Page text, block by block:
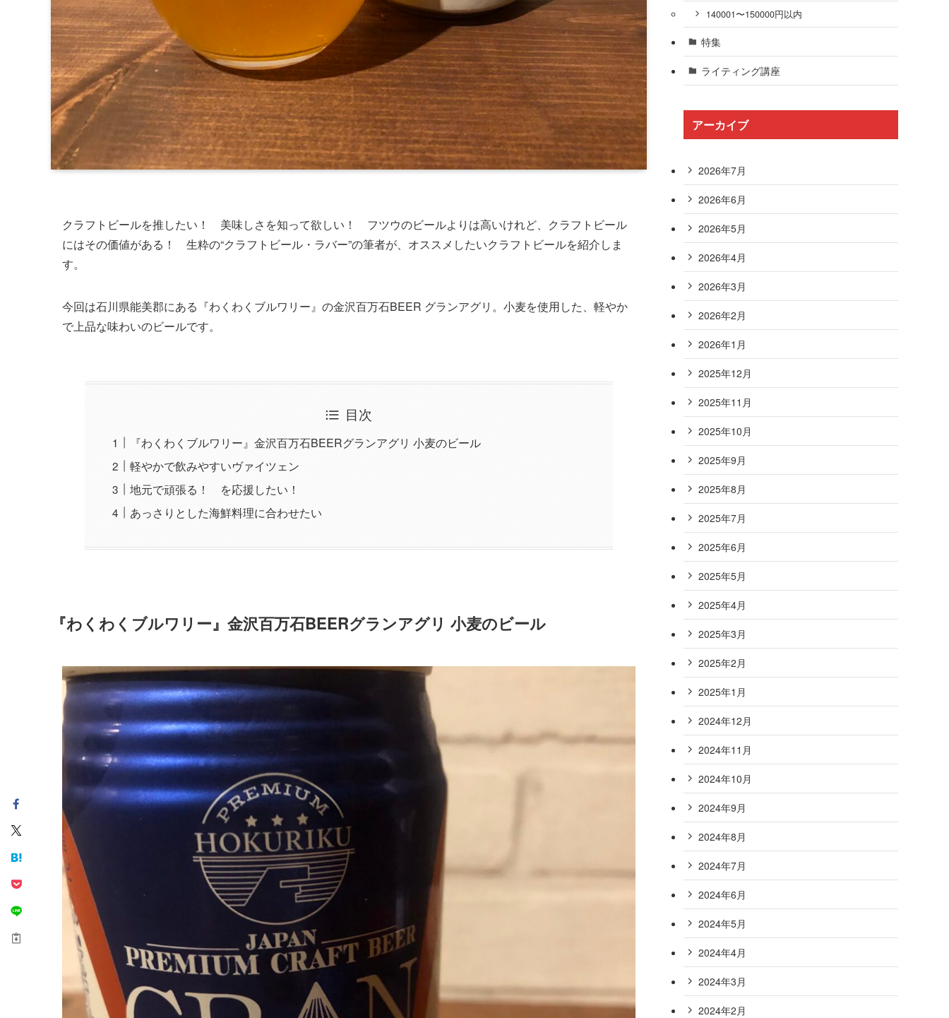
クラフトビールを推したい！ 美味しさを知って欲しい！ フツウのビールよりは高いけれど、クラフトビール
にはその価値がある！ 生粋の“クラフトビール・ラバー”の筆者が、オススメしたいクラフトビールを紹介しま
す。
今回は石川県能美郡にある『わくわくブルワリー』の金沢百万石BEER グランアグリ。小麦を使用した、軽やか
で上品な味わいのビールです。
目次
『わくわくブルワリー』金沢百万石BEERグランアグリ 小麦のビール
軽やかで飲みやすいヴァイツェン
地元で頑張る！ を応援したい！
あっさりとした海鮮料理に合わせたい
『わくわくブルワリー』金沢百万石BEERグランアグリ 小麦のビール
140001〜150000円以内
特集
ライティング講座
アーカイブ
2026年7月
2026年6月
2026年5月
2026年4月
2026年3月
2026年2月
2026年1月
2025年12月
2025年11月
2025年10月
2025年9月
2025年8月
2025年7月
2025年6月
2025年5月
2025年4月
2025年3月
2025年2月
2025年1月
2024年12月
2024年11月
2024年10月
2024年9月
2024年8月
2024年7月
2024年6月
2024年5月
2024年4月
2024年3月
2024年2月